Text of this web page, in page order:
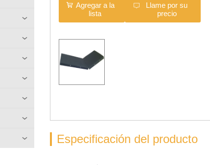
Agregar a la
lista
Llame por su
precio
Especificación del producto